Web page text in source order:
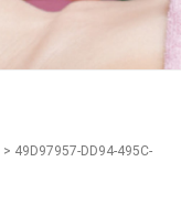
> 49D97957-DD94-495C-